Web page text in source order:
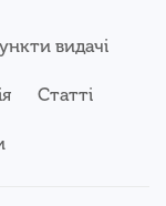
видачі
Статті